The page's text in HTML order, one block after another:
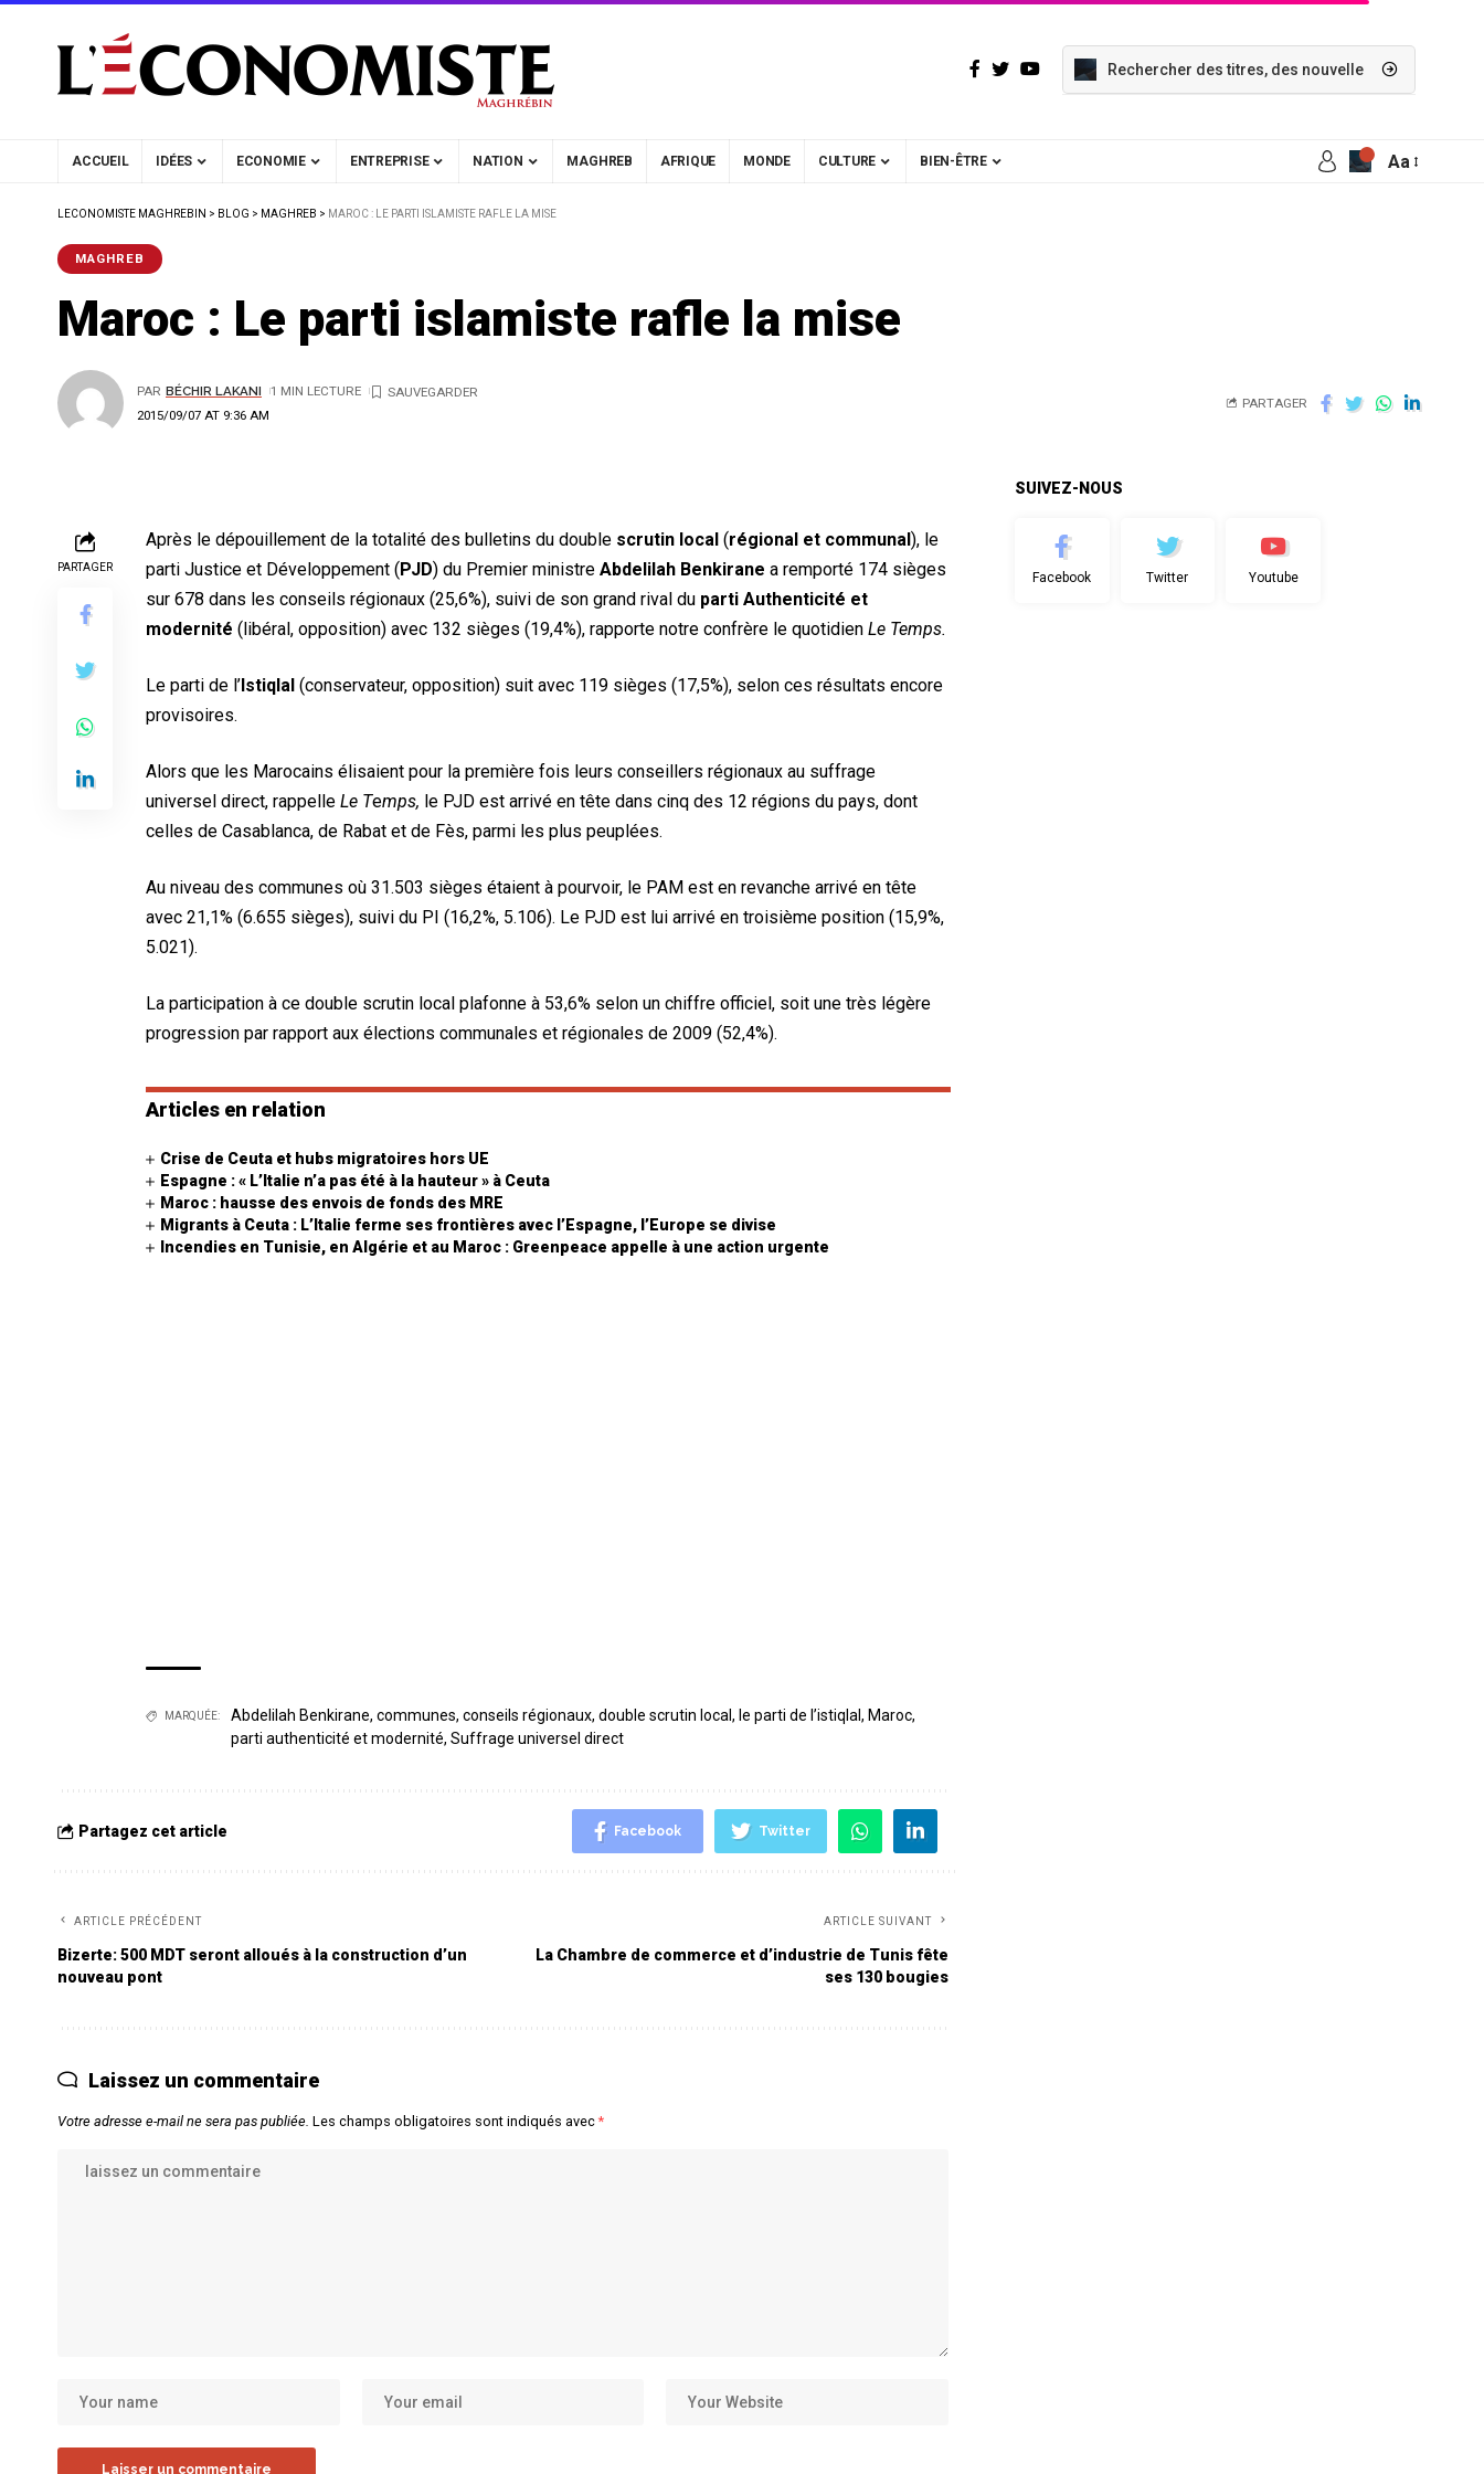
ACCUEIL IDÉES ECONOMIE ENTREPRISE NATION MAGHREB AFRIQUE MONDE CULTURE BIEN-ÊTRE Aa
LECONOMISTE MAGHREBIN > BLOG > MAGHREB > MAROC : LE PARTI ISLAMISTE RAFLE LA MISE
MAGHREB
Maroc : Le parti islamiste rafle la mise
2015/09/07 AT 9:36 AM
PAR BÉCHIR LAKANI 1 MIN LECTURE
PARTAGER
PARTAGER
Après le dépouillement de la totalité des bulletins du double scrutin local (régional et communal), le
parti Justice et Développement (PJD) du Premier ministre Abdelilah Benkirane a remporté 174 sièges
sur 678 dans les conseils régionaux (25,6%), suivi de son grand rival du parti Authenticité et
modernité (libéral, opposition) avec 132 sièges (19,4%), rapporte notre confrère le quotidien Le Temps.
Le parti de l’Istiqlal (conservateur, opposition) suit avec 119 sièges (17,5%), selon ces résultats encore
provisoires.
Alors que les Marocains élisaient pour la première fois leurs conseillers régionaux au suffrage
universel direct, rappelle Le Temps, le PJD est arrivé en tête dans cinq des 12 régions du pays, dont
celles de Casablanca, de Rabat et de Fès, parmi les plus peuplées.
Au niveau des communes où 31.503 sièges étaient à pourvoir, le PAM est en revanche arrivé en tête
avec 21,1% (6.655 sièges), suivi du PI (16,2%, 5.106). Le PJD est lui arrivé en troisième position (15,9%,
5.021).
La participation à ce double scrutin local plafonne à 53,6% selon un chiffre officiel, soit une très légère
progression par rapport aux élections communales et régionales de 2009 (52,4%).
Articles en relation
Crise de Ceuta et hubs migratoires hors UE
Espagne : « L’Italie n’a pas été à la hauteur » à Ceuta
Maroc : hausse des envois de fonds des MRE
Migrants à Ceuta : L’Italie ferme ses frontières avec l’Espagne, l’Europe se divise
Incendies en Tunisie, en Algérie et au Maroc : Greenpeace appelle à une action urgente
MARQUÉE: Abdelilah Benkirane, communes, conseils régionaux, double scrutin local , le parti de l’istiqlal , Maroc,
parti authenticité et modernité, Suffrage universel direct
Partagez cet article Facebook Twitter
ARTICLE PRÉCÉDENT
Bizerte: 500 MDT seront alloués à la construction d’un
nouveau pont
ARTICLE SUIVANT
La Chambre de commerce et d’industrie de Tunis fête
ses 130 bougies
Laissez un commentaire
Votre adresse e-mail ne sera pas publiée. Les champs obligatoires sont indiqués avec*
SUIVEZ-NOUS
Facebook Twitter Youtube